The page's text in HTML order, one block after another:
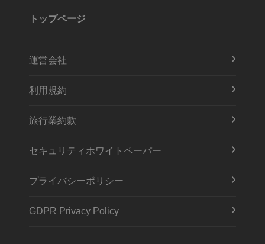
トップページ
運営会社
利用規約
旅行業約款
セキュリティホワイトペーパー
プライバシーポリシー
GDPR Privacy Policy